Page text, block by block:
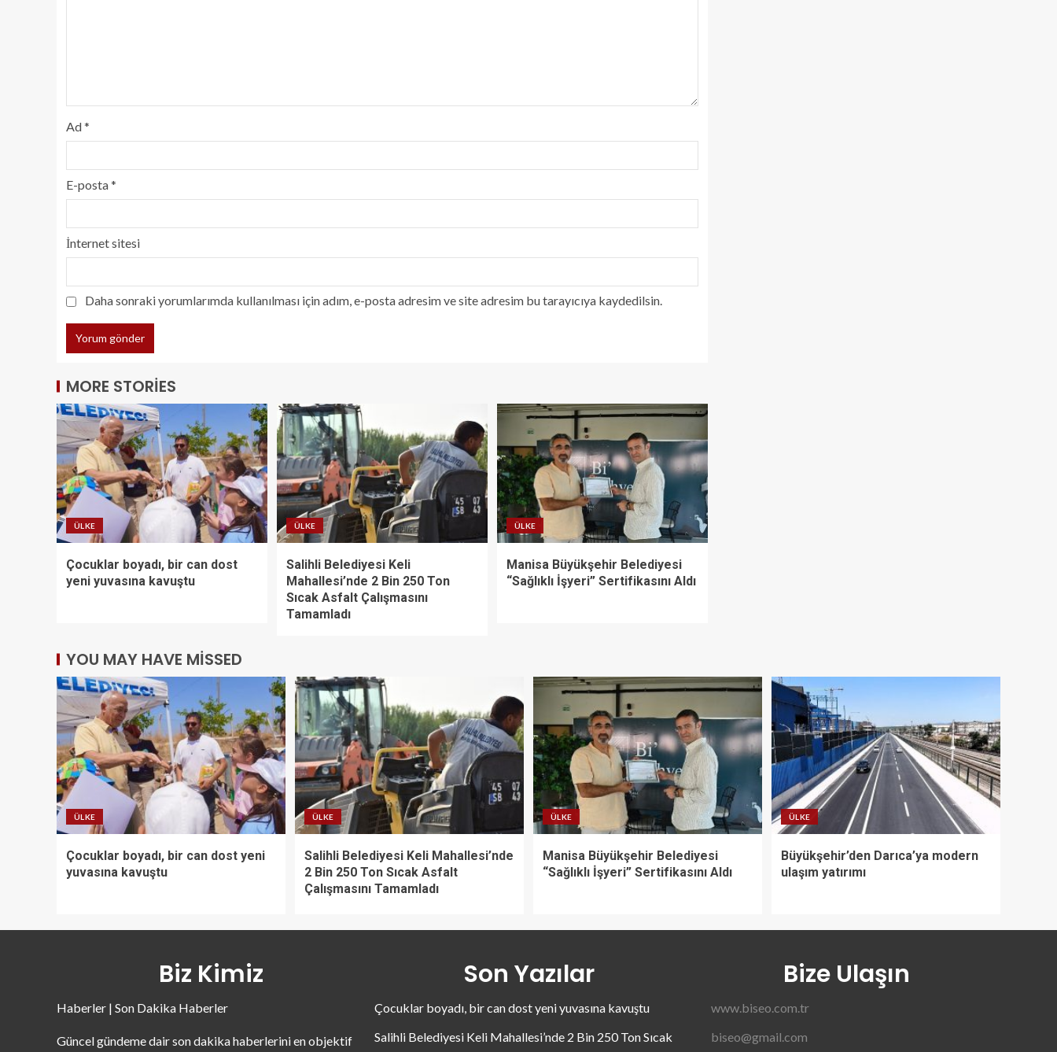
Ad*
E-posta*
İnternet sitesi
Daha sonraki yorumlarımda kullanılması için adım, e-posta adresim ve site adresim bu tarayıcıya kaydedilsin.
MORE STORIES
ÜLKE
Çocuklar boyadı, bir can dost
yeni yuvasına kavuştu
ÜLKE
Salihli Belediyesi Keli
Mahallesi’nde 2 Bin 250 Ton
Sıcak Asfalt Çalışmasını
Tamamladı
ÜLKE
Manisa Büyükşehir Belediyesi
“Sağlıklı İşyeri” Sertifikasını Aldı
YOU MAY HAVE MISSED
ÜLKE
Çocuklar boyadı, bir can dost yeni
yuvasına kavuştu
ÜLKE
Salihli Belediyesi Keli Mahallesi’nde
2 Bin 250 Ton Sıcak Asfalt
Çalışmasını Tamamladı
ÜLKE
Manisa Büyükşehir Belediyesi
“Sağlıklı İşyeri” Sertifikasını Aldı
ÜLKE
Büyükşehir’den Darıca’ya modern
ulaşım yatırımı
Biz Kimiz
Haberler | Son Dakika Haberler
Güncel gündeme dair son dakika haberlerini en objektif
Son Yazılar
Çocuklar boyadı, bir can dost yeni yuvasına kavuştu
Salihli Belediyesi Keli Mahallesi’nde 2 Bin 250 Ton Sıcak
Bize Ulaşın
www.biseo.com.tr
biseo@gmail.com